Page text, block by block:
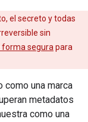
el secreto y todas
sin
forma segura para
como una marca
metadatos
como una